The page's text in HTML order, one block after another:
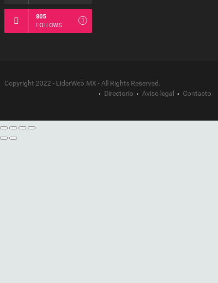
805
FOLLOWS
Copyright 2022 - LiderWeb.MX - All Rights Reserved.
Directorio
Aviso legal Contacto